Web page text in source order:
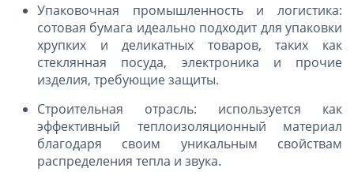
Упаковочная промышленность и логистика:
сотовая бумага идеально подходит для упаковки
хрупких и деликатных товаров, таких как
стеклянная посуда, электроника и прочие
изделия, требующие защиты.
Строительная отрасль: используется как
эффективный теплоизоляционный материал
благодаря своим уникальным свойствам
распределения тепла и звука.